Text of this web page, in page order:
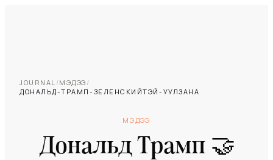
JOURNAL /МЭДЭЭ /
ДОНАЛЬД-ТРАМП-ЗЕЛЕНСКИЙТЭЙ-УУЛЗАНА
МЭДЭЭ
Дональд Трамп 🤝